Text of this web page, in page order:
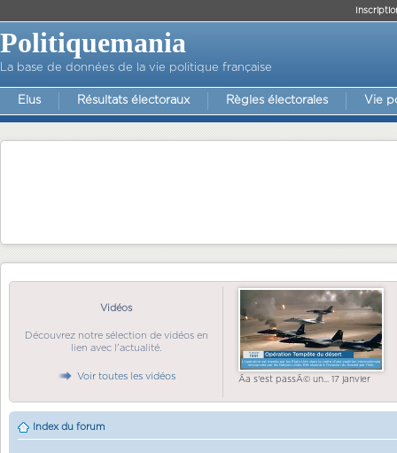
Politiquemania
La base de données de la vie politique française
Elus Résultats électoraux Règles électorales Vie
Vidéos
Découvrez notre sélection de vidéos en
lien avec l'actualité.
Voir toutes les vidéos Ãa s'est passÃ© un... 17 janvier
Index du forum